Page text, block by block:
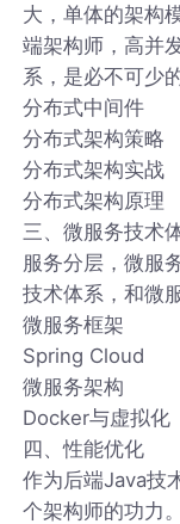
大，单体的架构
端架构师，高并
系，是必不可少
分布式中间件
分布式架构策略
分布式架构实战
分布式架构原理
三、微服务技术
服务分层，微服
技术体系，和微
微服务框架
Spring Cloud
微服务架构
Docker与虚拟化
四、性能优化
作为后端Java技
个架构师的功力